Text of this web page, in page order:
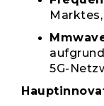
5G-